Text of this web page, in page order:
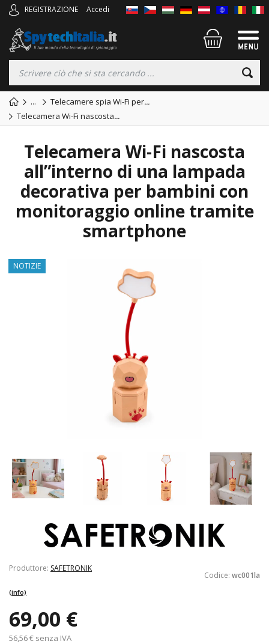
REGISTRAZIONE Accedi
... Telecamere spia Wi-Fi per...
Telecamera Wi-Fi nascosta...
Telecamera Wi-Fi nascosta
all”interno di una lampada
decorativa per bambini con
monitoraggio online tramite
smartphone
NOTIZIE
Produttore: SAFETRONIK
Codice: wc001la
(info)
69,00 €
56,56 € senza IVA